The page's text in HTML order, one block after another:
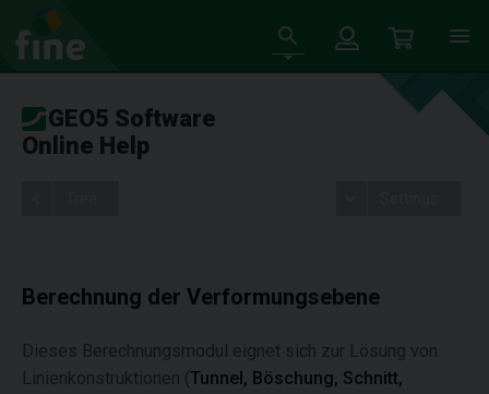
GEO5 Software
Online Help
Berechnung der Verformungsebene
Dieses Berechnungsmodul eignet sich zur Lösung von
Linienkonstruktionen ( Tunnel, Böschung, Schnitt,